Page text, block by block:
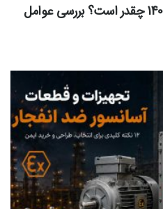
هزینه طراحی سایت در سال 1405 چقدر است؟ بررسی عوامل